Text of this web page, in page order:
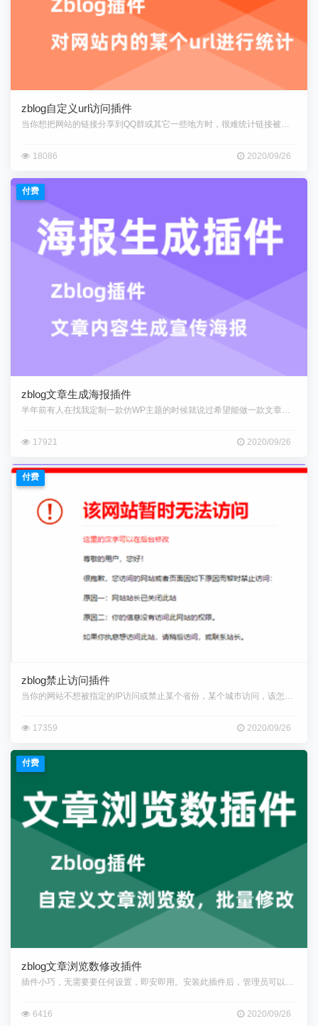
zblog自定义url访问插件
当你想把网站的链接分享到QQ群或其它一些地方时，很难统计链接被访问的多
18086 2020/09/26
付费
zblog文章生成海报插件
半年前有人在找我定制一款仿WP主题的时候就说过希望能做一款文章内容生成
17921 2020/09/26
付费
zblog禁止访问插件
当你的网站不想被指定的IP访问或禁止某个省份，某个城市访问，该怎么办？
17359 2020/09/26
付费
zblog文章浏览数修改插件
插件小巧，无需要要任何设置，即安即用。安装此插件后，管理员可以很方便的
6416 2020/09/26